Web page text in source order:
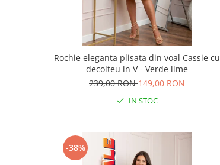
Rochie eleganta plisata din voal Cassie cu
decolteu in V - Verde lime
239,00 RON149,00 RON
IN STOC
-38%